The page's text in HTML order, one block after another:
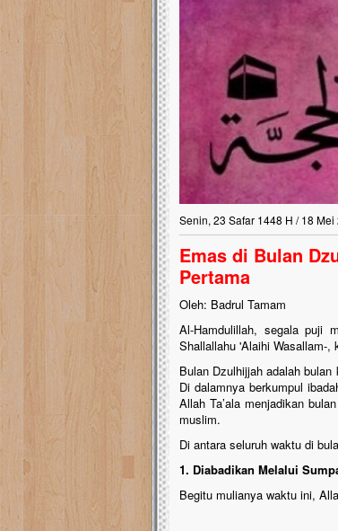
Senin, 23 Safar 1448 H / 18
Emas di Bulan
Pertama
Oleh: Badrul Tamam
Al-Hamdulillah, segala puji
Shallallahu 'Alaihi Wasallam-,
Bulan Dzulhijjah adalah
Di dalamnya berkumpul
Allah Ta’ala menjadikan
muslim.
Di antara seluruh waktu di
1. Diabadikan Melalui
Begitu mulianya waktu ini,
Bantu
Tumor
Hidup
rintangan
berusia
pembuluh